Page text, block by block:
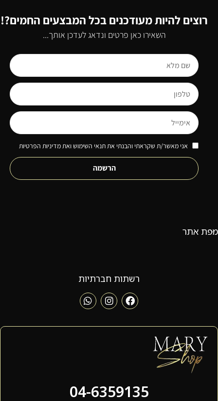
רוצים להיות מעודכנים בכל המבצעים החמים?!
השאירו כאן פרטים ונדאג לעדכן אותך...
אני מאשר/ת שקראתי והבנתי את תנאי השימוש ואת מדיניות הפרטיות
הרשמה
מפת אתר
רשתות חברתיות
04-6359135